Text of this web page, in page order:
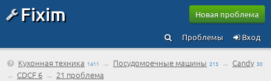
Fixim Новая проблема
Вход
Проблемы
Кухонная техника 1411 → Посудомоечные машины 213 → Candy 30
→ CDCF 6 → 21 проблема